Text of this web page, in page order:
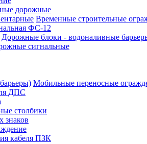
дорожные
Временные строительные
ФС-12
Дорожные блоки - водоналивные
сигнальные
Мобильные переносные
ДПС
столбики
знаков
кабеля ПЗК